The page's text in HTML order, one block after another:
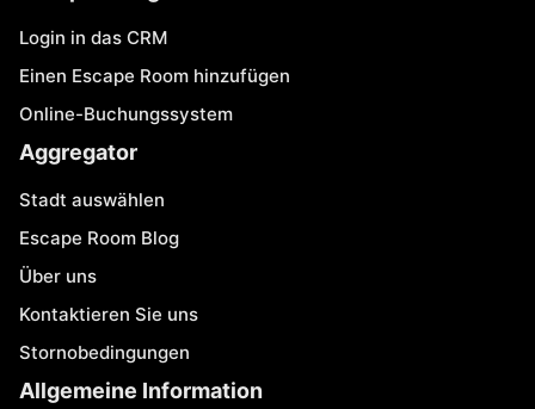
Login in das CRM
Einen Escape Room hinzufügen
Online-Buchungssystem
Aggregator
Stadt auswählen
Escape Room Blog
Über uns
Kontaktieren Sie uns
Stornobedingungen
Allgemeine Information